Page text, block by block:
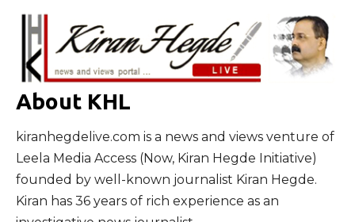
About KHL
kiranhegdelive.com is a news and views venture of
Leela Media Access (Now, Kiran Hegde Initiative)
founded by well-known journalist Kiran Hegde.
Kiran has 36 years of rich experience as an